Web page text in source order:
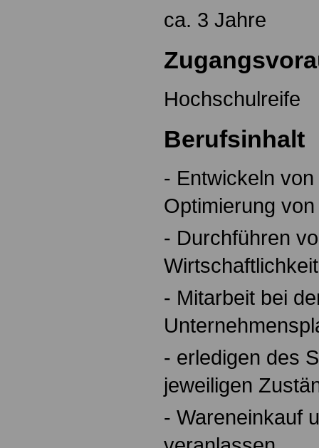
ca. 3 Jahre
Hochschulreife
Berufsinhalt
- Entwickeln
Optimierung
- Durchführen
- Mitarbeit bei
- erledigen des
jeweiligen
- Wareneinkauf